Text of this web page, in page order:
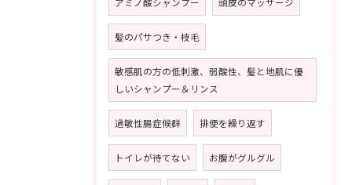
髪のパサつき・枝毛
敏感肌の方の低刺激、弱酸性、髪と地肌に優
しいシャンプー＆リンス
過敏性腸症候群 排便を繰り返す
トイレが待てない お腹がグルグル